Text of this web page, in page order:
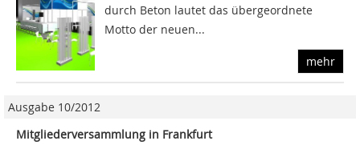
durch Beton lautet das übergeordnete
Motto der neuen...
mehr
Ausgabe 10/2012
Mitgliederversammlung in Frankfurt